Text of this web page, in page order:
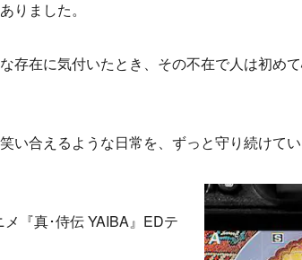
りました。
存在に気付いたとき、その不在で人は初め
い合えるような日常を、ずっと守り続けてい
メ『真･侍伝 YAIBA』EDテ